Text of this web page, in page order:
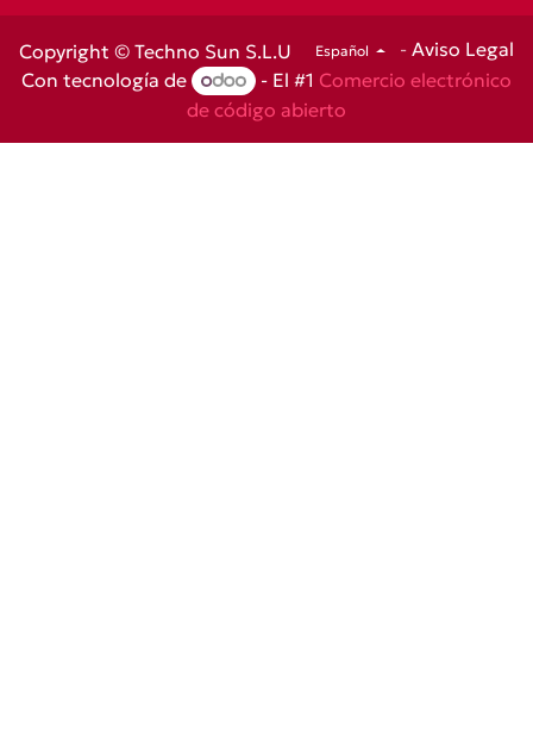
Copyright © Techno Sun S.L.U Español - Aviso Legal
Con tecnología de
- El #1 Comercio electrónico
de código abierto